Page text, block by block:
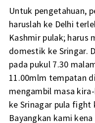
Untuk pengetahuan,
haruslah ke Delhi
Kashmir pulak; harus
domestik ke Sringar.
pada pukul 7.30
11.00mlm tempatan
mengambil masa
ke Srinagar pula fight
Bayangkan kami